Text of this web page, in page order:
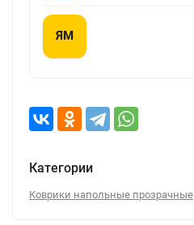
ЯМ
Категории
Коврики напольные прозрачные